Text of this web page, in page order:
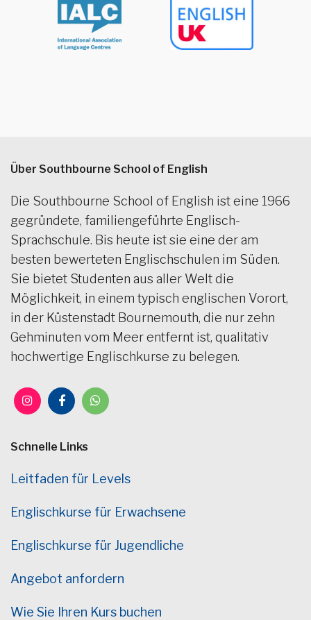
Über Southbourne School of English
Die Southbourne School of English ist eine 1966
gegründete, familiengeführte Englisch-
Sprachschule. Bis heute ist sie eine der am
besten bewerteten Englischschulen im Süden.
Sie bietet Studenten aus aller Welt die
Möglichkeit, in einem typisch englischen Vorort,
in der Küstenstadt Bournemouth, die nur zehn
Gehminuten vom Meer entfernt ist, qualitativ
hochwertige Englischkurse zu belegen.
Schnelle Links
Leitfaden für Levels
Englischkurse für Erwachsene
Englischkurse für Jugendliche
Angebot anfordern
Wie Sie Ihren Kurs buchen